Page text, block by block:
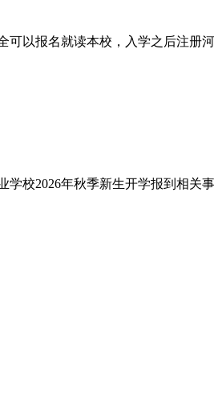
以报名就读本校，入学之后注册
校2026年秋季新生开学报到相关